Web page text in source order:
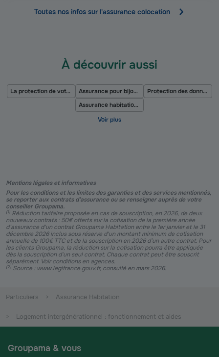
Toutes nos infos sur l'assurance colocation
À découvrir aussi
La protection de votre maison Assurance pour bijoux et objets de valeur
Protection des données personnelles
Assurance habitation pour couple
Mentions légales et informatives
Pour les conditions et les limites des garanties et des services mentionnés,
se reporter aux contrats d’assurance ou se renseigner auprès de votre
conseiller Groupama.
(1) Réduction tarifaire proposée en cas de souscription, en 2026, de deux
nouveaux contrats : 50€ offerts sur la cotisation de la première année
d’assurance d'un contrat Groupama Habitation entre le 1er janvier et le 31
décembre 2026 inclus sous réserve d'un montant minimum de cotisation
annuelle de 100€ TTC et de la souscription en 2026 d’un autre contrat. Pour
les clients Groupama, la réduction sur la cotisation pourra être appliquée
dès la souscription d'un seul contrat. Chaque contrat peut être souscrit
séparément. Voir conditions en agences.
(2) Source : www.legifrance.gouv.fr, consulté en mars 2026.
Particuliers Assurance Habitation
Logement intergénérationnel : fonctionnement et aides
Groupama & vous